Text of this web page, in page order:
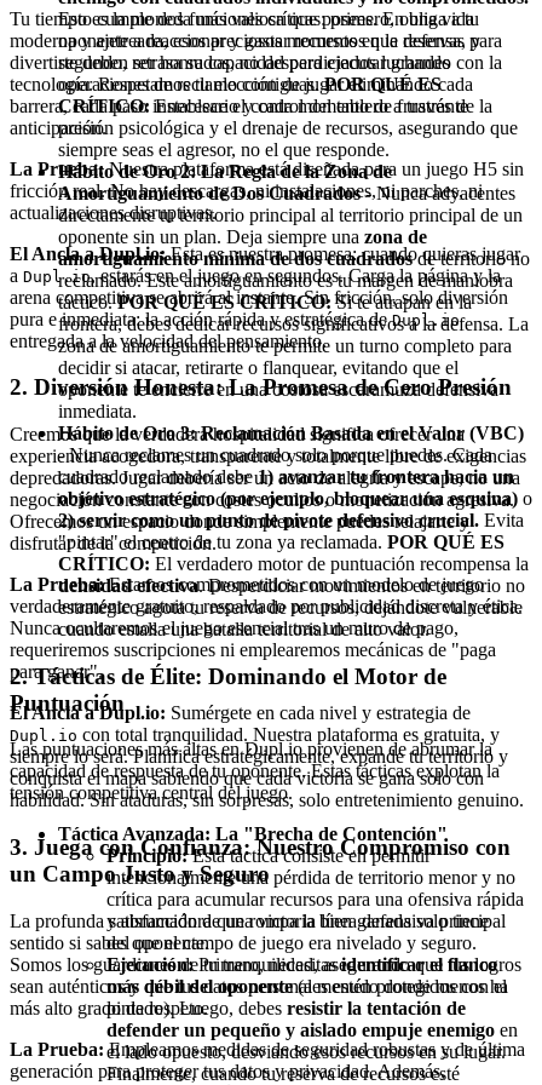
Esto cumple dos funciones críticas: primero, obliga a tu
oponente a reaccionar y gastar recursos en la defensa, y
segundo, retrasa su capacidad para ejecutar grandes
operaciones de reclamo contiguas.POR QUÉ ES
CRÍTICO:Establece el control del tablero a través de la
presión psicológica y el drenaje de recursos, asegurando que
siempre seas el agresor, no el que responde.
Hábito de Oro 2: La Regla de la Zona de
Amortiguamiento de Dos Cuadrados- Nunca adyacentes
directamente tu territorio principal al territorio principal de un
oponente sin un plan. Deja siempre una zona de
amortiguamiento mínima de dos cuadradosde territorio no
reclamado. Este amortiguamiento es tu margen de maniobra
táctico.POR QUÉ ES CRÍTICO:Si te atrapan en la
frontera, debes dedicar recursos significativos a la defensa. La
zona de amortiguamiento te permite un turno completo para
decidir si atacar, retirarte o flanquear, evitando que el
oponente te encierre en una costosa escaramuza defensiva
inmediata.
Hábito de Oro 3: Reclamación Basada en el Valor (VBC)
- Nunca reclames un cuadrado solo porque puedes. Cada
cuadrado reclamado debe1) avanzar tu frontera hacia un
objetivo estratégico (por ejemplo, bloquear una esquina) o
2) servir como un punto de pivote defensivo crucial. Evita
"pintar" el centro de tu zona ya reclamada. POR QUÉ ES
CRÍTICO: El verdadero motor de puntuación recompensa la
densidad efectiva. Desperdiciar movimientos en territorio no
estratégico agota tu reserva de recursos, dejándote vulnerable
cuando estalla una batalla territorial de alto valor.
2. Tácticas de Élite: Dominando el Motor de
Puntuación
Las puntuaciones más altas en Dupl.io provienen de abrumar la
capacidad de respuesta de tu oponente. Estas tácticas explotan la
tensión competitiva central del juego.
Táctica Avanzada: La "Brecha de Contención"
Principio:Esta táctica consiste en permitir
intencionalmente una pérdida de territorio menor y no
crítica para acumular recursos para una ofensiva rápida
y abrumadora que rompa la línea defensiva principal
del oponente.
Ejecución:Primero, necesitasidentificar el flanco
más débil del oponente(a menudo donde menos ha
pintado). Luego, debes resistir la tentación de
defender un pequeño y aislado empuje enemigo en
el lado opuesto, desviando esos recursos en su lugar.
Finalmente, cuando tu reserva de recursos esté
Tu tiempo es la moneda más valiosa que posees. En una vida
moderna y ajetreada, esos preciosos momentos que reservas para
divertirte deben ser honrados, no desperdiciados luchando con la
tecnología. Respetamos tu elección de jugar eliminando cada
barrera, cada paso innecesario y cada momento de frustrante
anticipación.
La Prueba:Nuestra plataforma está diseñada para un juego H5 sin
fricción real. No hay descargas, ni instalaciones, ni parches, ni
actualizaciones disruptivas.
El Ancla a Dupl.io:Esta es nuestra promesa: cuando quieras jugar
a Dupl.io, estarás en el juego en segundos. Carga la página y la
arena competitiva se abrirá al instante. Sin fricción, solo diversión
pura e inmediata: la acción rápida y estratégica deDupl.io
entregada a la velocidad del pensamiento.
2. Diversión Honesta: La Promesa de Cero Presión
Creemos que la verdadera hospitalidad significa ofrecer una
experiencia acogedora, transparente y totalmente libre de exigencias
depredadoras. Jugar debería ser un acto de alegría y escape, no una
negociación constante con costes ocultos o monetización agresiva.
Ofrecemos un espacio donde simplemente puedes relajarte y
disfrutar de la competición.
La Prueba:Estamos comprometidos con un modelo de juego
verdaderamente gratuito, respaldado por publicidad discreta y ética.
Nunca ocultaremos el juego esencial tras un muro de pago,
requeriremos suscripciones ni emplearemos mecánicas de "paga
para ganar".
El Ancla a Dupl.io: Sumérgete en cada nivel y estrategia de
Dupl.io con total tranquilidad. Nuestra plataforma es gratuita, y
siempre lo será. Planifica estratégicamente, expande tu territorio y
conquista el mapa sabiendo que cada victoria se gana solo con
habilidad. Sin ataduras, sin sorpresas, solo entretenimiento genuino.
3. Juega con Confianza: Nuestro Compromiso con
un Campo Justo y Seguro
La profunda satisfacción de una victoria bien ganada solo tiene
sentido si sabes que el campo de juego era nivelado y seguro.
Somos los guardianes de tu tranquilidad, asegurando que tus logros
sean auténticos y que tus datos personales estén protegidos con el
más alto grado de respeto.
La Prueba:Empleamos medidas de seguridad robustas y de última
generación para proteger tus datos y privacidad. Además,